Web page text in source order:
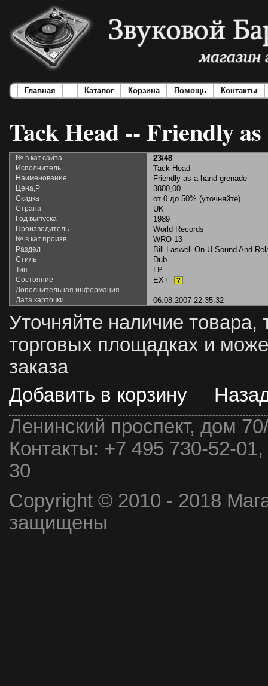
Главная Каталог Корзина Помощь Контакты
Tack Head -- Friendly
№ в кат.сайта 23/48
Исполнитель Tack Head
Наименование Friendly as a hand grenade
Цена,Р 3800,00
Скидка от 0 до 50% (уточняйте)
Страна UK
Год выпуска 1989
Производитель World Records
№ в кат.произв. WRO 13
Раздел Bill Laswell-On-U-Sound And
Стиль Dub
Тип LP
Состояние EX+ ?
Дополнительная информация
Дата карточки
06.08.2007 22:35:32
Уточняйте наличие товара,
торговых площадках и
заказа
Добавить в корзину
Ленинский проспект, дом
Контакты: +7 495 730-52-
30
Copyright © 2010 - 2018
защищены